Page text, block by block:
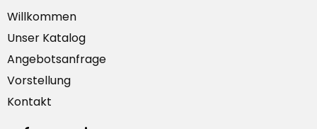
Willkommen
Unser Katalog
Angebotsanfrage
Vorstellung
Kontakt